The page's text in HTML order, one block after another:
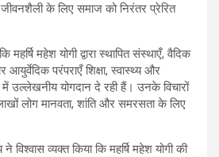
के लिए समाज को निरंतर प्रेरित
महेश योगी द्वारा स्थापित संस्थाएँ, वैदिक
आयुर्वेदिक परंपराएँ शिक्षा, स्वास्थ्य और
उल्लेखनीय योगदान दे रही हैं। उनके विचारों
लोग मानवता, शांति और समरसता के लिए
विश्वास व्यक्त किया कि महर्षि महेश योगी की